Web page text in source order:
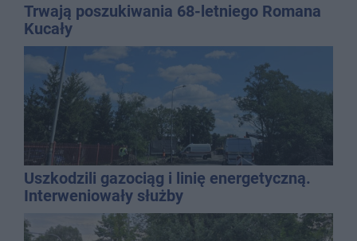
Trwają poszukiwania 68-letniego Romana
Kucały
Uszkodzili gazociąg i linię energetyczną.
Interweniowały służby